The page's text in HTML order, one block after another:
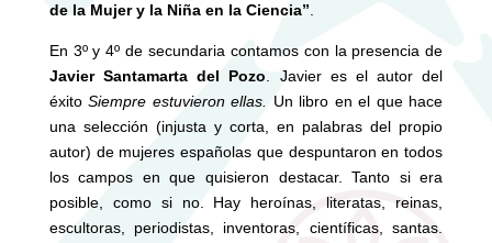
de la Mujer y la Niña en la Ciencia”
En 3º y 4º de secundaria contamos con la presencia de
Javier Santamarta del Pozo . Javier es el autor del
éxitoSiempre estuvieron ellas. Un libro en el que hace
una selección (injusta y corta, en palabras del propio
autor) de mujeres españolas que despuntaron en todos
los campos en que quisieron destacar. Tanto si era
posible, como si no. Hay heroínas, literatas, reinas,
escultoras, periodistas, inventoras, científicas, santas.